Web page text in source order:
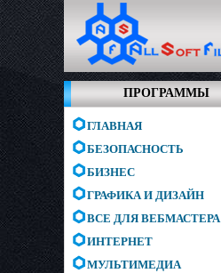
ПРОГРАММЫ
ГЛАВНАЯ
БЕЗОПАСНОСТЬ
БИЗНЕС
ГРАФИКА И ДИЗАЙН
ВСЕ ДЛЯ ВЕБМАСТЕРА
ИНТЕРНЕТ
МУЛЬТИМЕДИА